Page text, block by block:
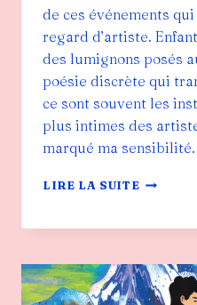
de ces événements
regard d’artiste.
des lumignons posés
poésie discrète qui
ce sont souvent les
plus intimes des
marqué ma sensibilité.
LIRE LA SUITELA
!